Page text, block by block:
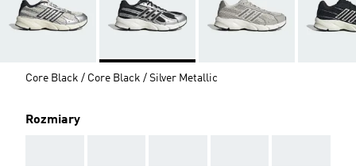
Core Black / Core Black / Silver Metallic
Rozmiary